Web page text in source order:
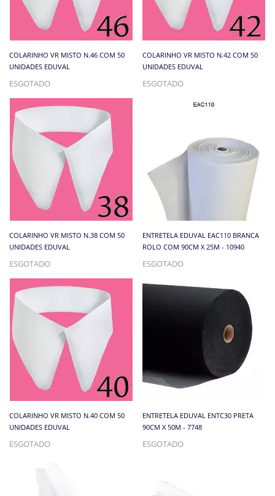
COLARINHO VR MISTO N.46 COM 50
UNIDADES EDUVAL
ESGOTADO
COLARINHO VR MISTO N.42 COM 50
UNIDADES EDUVAL
ESGOTADO
COLARINHO VR MISTO N.38 COM 50
UNIDADES EDUVAL
ESGOTADO
ENTRETELA EDUVAL EAC110 BRANCA
ROLO COM 90CM X 25M - 10940
ESGOTADO
COLARINHO VR MISTO N.40 COM 50
UNIDADES EDUVAL
ESGOTADO
ENTRETELA EDUVAL ENTC30 PRETA
90CM X 50M - 7748
ESGOTADO